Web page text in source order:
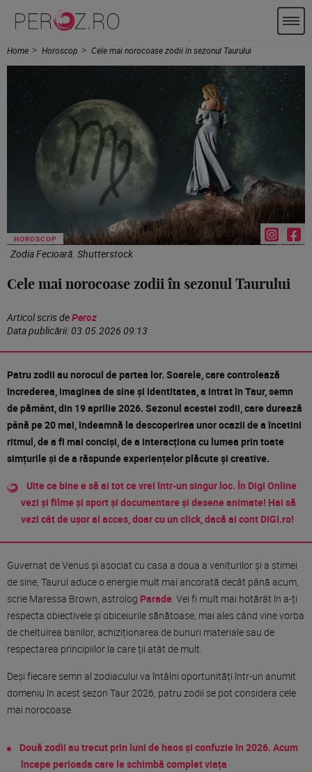
Home Horoscop Cele mai norocoase zodii în sezonul Taurului
HOROSCOP
Zodia Fecioară. Shutterstock
Cele mai norocoase zodii în sezonul Taurului
Articol scris dePeroz
Data publicării:03.05.2026 09:13
Patru zodii au norocul de partea lor. Soarele, care controlează
încrederea, imaginea de sine și identitatea, a intrat în Taur, semn
de pământ, din 19 aprilie 2026. Sezonul acestei zodii, care durează
până pe 20 mai, îndeamnă la descoperirea unor ocazii de a încetini
ritmul, de a fi mai conciși, de a interacționa cu lumea prin toate
simțurile și de a răspunde experiențelor plăcute și creative.
Uite ce bine e să ai tot ce vrei într-un singur loc. În Digi Online
vezi și filme și sport și documentare și desene animate! Hai să
vezi cât de ușor ai acces, doar cu un click, dacă ai cont DIGI.ro!
Guvernat de Venus și asociat cu casa a doua a veniturilor și a stimei
de sine, Taurul aduce o energie mult mai ancorată decât până acum,
scrie Maressa Brown, astrolog Parade. Vei fi mult mai hotărât în ​​a-ți
respecta obiectivele și obiceiurile sănătoase, mai ales când vine vorba
de cheltuirea banilor, achiziționarea de bunuri materiale sau de
respectarea principiilor la care ții atât de mult.
Deși fiecare semn al zodiacului va întâlni oportunități într-un anumit
domeniu în acest sezon Taur 2026, patru zodii se pot considera cele
mai norocoase.
Două zodii au trecut prin luni de haos și confuzie în 2026. Acum
începe perioada care le schimbă complet viața